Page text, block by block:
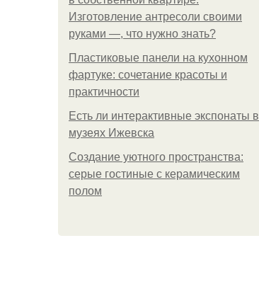
Изготовление антресоли своими
руками —, что нужно знать?
Пластиковые панели на кухонном
фартуке: сочетание красоты и
практичности
Есть ли интерактивные экспонаты в
музеях Ижевска
Создание уютного пространства:
серые гостиные с керамическим
полом